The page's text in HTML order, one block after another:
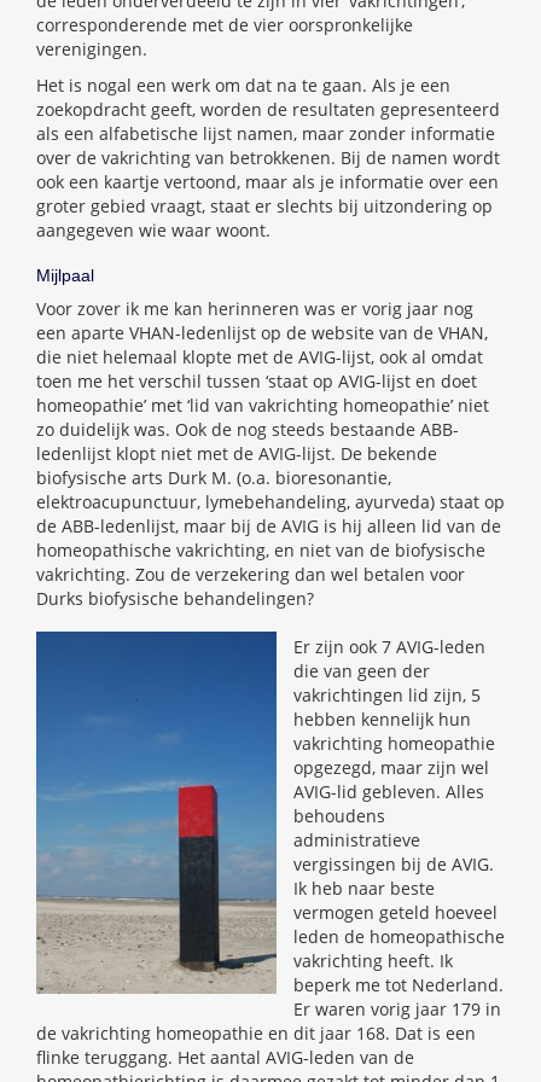
corresponderende met de vier oorspronkelijke
verenigingen.
Het is nogal een werk om dat na te gaan. Als je een
zoekopdracht geeft, worden de resultaten gepresenteerd
als een alfabetische lijst namen, maar zonder informatie
over de vakrichting van betrokkenen. Bij de namen wordt
ook een kaartje vertoond, maar als je informatie over een
groter gebied vraagt, staat er slechts bij uitzondering op
aangegeven wie waar woont.
Mijlpaal
Voor zover ik me kan herinneren was er vorig jaar nog
een aparte VHAN-ledenlijst op de website van de VHAN,
die niet helemaal klopte met de AVIG-lijst, ook al omdat
toen me het verschil tussen ‘staat op AVIG-lijst en doet
homeopathie’ met ‘lid van vakrichting homeopathie’ niet
zo duidelijk was. Ook de nog steeds bestaande ABB-
ledenlijst klopt niet met de AVIG-lijst. De bekende
biofysische arts Durk M. (o.a. bioresonantie,
elektroacupunctuur, lymebehandeling, ayurveda) staat op
de ABB-ledenlijst, maar bij de AVIG is hij alleen lid van de
homeopathische vakrichting, en niet van de biofysische
vakrichting. Zou de verzekering dan wel betalen voor
Durks biofysische behandelingen?
Er zijn ook 7 AVIG-leden
die van geen der
vakrichtingen lid zijn, 5
hebben kennelijk hun
vakrichting homeopathie
opgezegd, maar zijn wel
AVIG-lid gebleven. Alles
behoudens
administratieve
vergissingen bij de AVIG.
Ik heb naar beste
vermogen geteld hoeveel
leden de homeopathische
vakrichting heeft. Ik
beperk me tot Nederland.
Er waren vorig jaar 179 in
de vakrichting homeopathie en dit jaar 168. Dat is een
flinke teruggang. Het aantal AVIG-leden van de